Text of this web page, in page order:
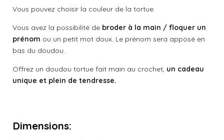
i
e
s
Vous pouvez choisir la couleur de la tortue.
Vous avez la possibilité de broder à la main / floquer un
prénom ou un petit mot doux. Le prénom sera apposé en
bas du doudou.
Offrez un doudou tortue fait main au crochet, un cadeau
unique et plein de tendresse.
Dimensions: